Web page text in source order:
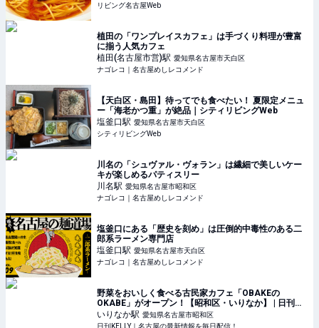
リビング名古屋Web
植田の「ワンプレイスカフェ」は手づくり料理が豊富
に揃う人気カフェ
植田(名古屋市営)駅 愛知県名古屋市天白区
ナゴレコ｜名古屋めしレコメンド
【天白区・島田】待ってでも食べたい！ 夏限定メニュ
ー「海老かつ重」が絶品｜シティリビングWeb
塩釜口駅 愛知県名古屋市天白区
シティリビングWeb
川名の「シュヴァル・ヴォラン」は繊細で美しいケー
キが楽しめるパティスリー
川名駅 愛知県名古屋市昭和区
ナゴレコ｜名古屋めしレコメンド
塩釜口にある「歴史を刻め」は圧倒的中毒性のある二
郎系ラーメン専門店
塩釜口駅 愛知県名古屋市天白区
ナゴレコ｜名古屋めしレコメンド
野菜をおいしく食べる古民家カフェ「OBAKEの
OKABE」がオープン！【昭和区・いりなか】 | 日刊
KELLY｜名古屋の最新情報を毎日配信！
いりなか駅 愛知県名古屋市昭和区
日刊KELLY｜名古屋の最新情報を毎日配信！